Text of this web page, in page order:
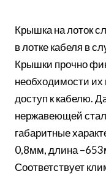
Крышка на лоток
в лотке кабеля в
Крышки прочно
необходимости
доступ к кабелю.
нержавеющей
габаритные
0,8мм, длина
Соответствует